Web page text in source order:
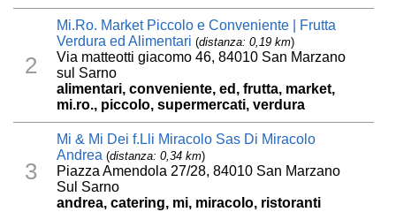
2
Mi.Ro. Market Piccolo e Conveniente | Frutta
Verdura ed Alimentari (distanza: 0,19 km)
Via matteotti giacomo 46, 84010 San Marzano
sul Sarno
alimentari, conveniente, ed, frutta, market,
mi.ro., piccolo, supermercati, verdura
3
Mi & Mi Dei f.Lli Miracolo Sas Di Miracolo
Andrea (distanza: 0,34 km)
Piazza Amendola 27/28, 84010 San Marzano
Sul Sarno
andrea, catering, mi, miracolo, ristoranti